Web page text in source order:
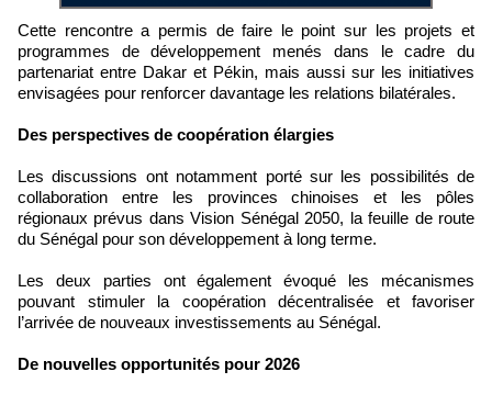
Cette rencontre a permis de faire le point sur les projets et
programmes de développement menés dans le cadre du
partenariat entre Dakar et Pékin, mais aussi sur les initiatives
envisagées pour renforcer davantage les relations bilatérales.
Des perspectives de coopération élargies
Les discussions ont notamment porté sur les possibilités de
collaboration entre les provinces chinoises et les pôles
régionaux prévus dans Vision Sénégal 2050, la feuille de route
du Sénégal pour son développement à long terme.
Les deux parties ont également évoqué les mécanismes
pouvant stimuler la coopération décentralisée et favoriser
l’arrivée de nouveaux investissements au Sénégal.
De nouvelles opportunités pour 2026